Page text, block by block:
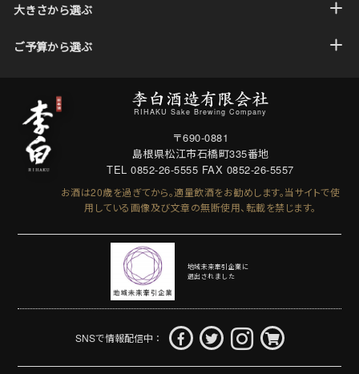
大きさから選ぶ
ご予算から選ぶ
RIHAKU Sake Brewing Company
〒690-0881
島根県松江市石橋町335番地
TEL 0852-26-5555 FAX 0852-26-5557
お酒は20歳を過ぎてから。適量飲酒をお勧めします。当サイトで使
用している画像及び文章の無断使用、転載を禁じます。
地域未来牽引企業に
選出されました
SNSで情報配信中：